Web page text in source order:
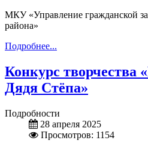
МКУ «Управление гражданской
района»
Подробнее...
Конкурс творчества
Дядя Стёпа»
Подробности
28 апреля 2025
Просмотров: 1154